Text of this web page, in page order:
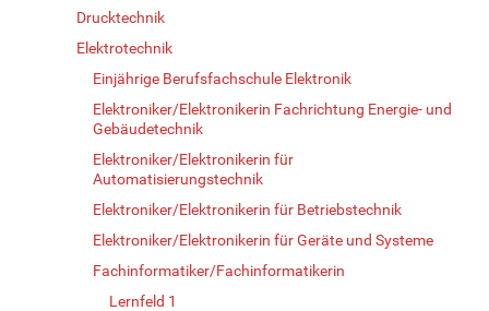
Drucktechnik
Elektrotechnik
Einjährige Berufsfachschule Elektronik
Elektroniker/Elektronikerin Fachrichtung Energie- und
Gebäudetechnik
Elektroniker/Elektronikerin für
Automatisierungstechnik
Elektroniker/Elektronikerin für Betriebstechnik
Elektroniker/Elektronikerin für Geräte und Systeme
Fachinformatiker/Fachinformatikerin
Lernfeld 1